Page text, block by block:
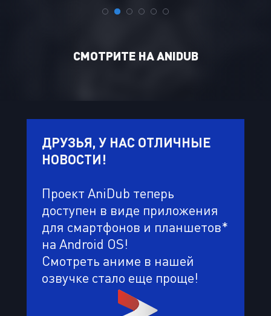
CМОТРИТЕ НА ANIDUB
ДРУЗЬЯ, У НАС ОТЛИЧНЫЕ
НОВОСТИ!
Проект AniDub теперь
доступен в виде приложения
для смартфонов и планшетов*
на Android OS!
Смотреть аниме в нашей
озвучке стало еще проще!